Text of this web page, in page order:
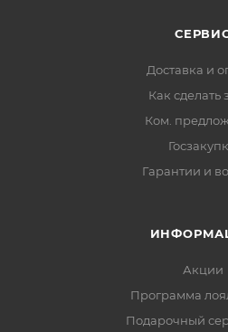
Доставка и
Как сделать
Ком.
Гарантии и
Акции
Программа
Подарочный